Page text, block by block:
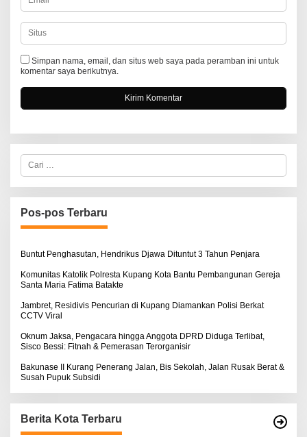
Simpan nama, email, dan situs web saya pada peramban ini untuk
komentar saya berikutnya.
C
r
i
u
n
u
:
Pos-pos Terbaru
Buntut Penghasutan, Hendrikus Djawa Dituntut 3 Tahun Penjara
Komunitas Katolik Polresta Kupang Kota Bantu Pembangunan Gereja
Santa Maria Fatima Batakte
Jambret, Residivis Pencurian di Kupang Diamankan Polisi Berkat
CCTV Viral
Oknum Jaksa, Pengacara hingga Anggota DPRD Diduga Terlibat,
Sisco Bessi: Fitnah & Pemerasan Terorganisir
Bakunase II Kurang Penerang Jalan, Bis Sekolah, Jalan Rusak Berat &
Susah Pupuk Subsidi
Berita Kota Terbaru